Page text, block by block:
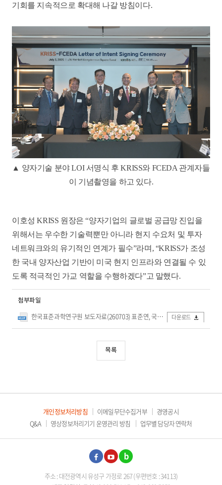
기회를 지속적으로 확대해 나갈 방침이다.
▲ 양자기술 분야 LOI 서명식 후 KRISS와 FCEDA 관계자들
이 기념촬영을 하고 있다.
이호성 KRISS 원장은 “양자기업의 글로벌 공급망 진입을
위해서는 우수한 기술력뿐만 아니라 현지 수요처 및 투자
네트워크와의 유기적인 연계가 필수”라며, “KRISS가 조성
한 국내 양자산업 기반이 미국 현지 인프라와 연결될 수 있
도록 적극적인 가교 역할을 수행하겠다”고 말했다.
첨부파일
한국표준과학연구원 보도자료(260703) 표준연, 국내 양자기업 美 현지 진출 돕는다.hwp 다운로드
목록
개인정보처리방침 이메일무단수집거부
경영공시
Q&A
영상정보처리기기 운영관리 방침 업무별 담당자 연락처
주소 : 대전광역시 유성구 가정로 267 (우편번호 : 34113)